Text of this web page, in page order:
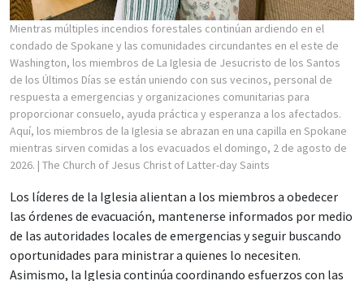
Mientras múltiples incendios forestales continúan ardiendo en el
condado de Spokane y las comunidades circundantes en el este de
Washington, los miembros de La Iglesia de Jesucristo de los Santos
de los Últimos Días se están uniendo con sus vecinos, personal de
respuesta a emergencias y organizaciones comunitarias para
proporcionar consuelo, ayuda práctica y esperanza a los afectados.
Aquí, los miembros de la Iglesia se abrazan en una capilla en Spokane
mientras sirven comidas a los evacuados el domingo, 2 de agosto de
2026. | The Church of Jesus Christ of Latter-day Saints
Los líderes de la Iglesia alientan a los miembros a obedecer
las órdenes de evacuación, mantenerse informados por medio
de las autoridades locales de emergencias y seguir buscando
oportunidades para ministrar a quienes lo necesiten.
Asimismo, la Iglesia continúa coordinando esfuerzos con las